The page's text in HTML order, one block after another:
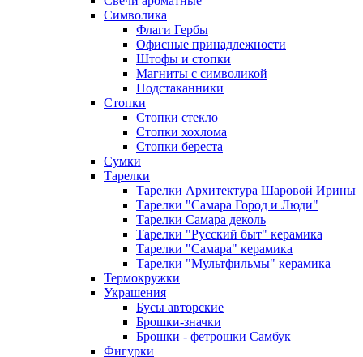
Символика
Флаги Гербы
Офисные принадлежности
Штофы и стопки
Магниты с символикой
Подстаканники
Стопки
Стопки стекло
Стопки хохлома
Стопки береста
Сумки
Тарелки
Тарелки Архитектура Шаровой Ирины
Тарелки "Самара Город и Люди"
Тарелки Самара деколь
Тарелки "Русский быт" керамика
Тарелки "Самара" керамика
Тарелки "Мультфильмы" керамика
Термокружки
Украшения
Бусы авторские
Брошки-значки
Брошки - фетрошки Самбук
Фигурки